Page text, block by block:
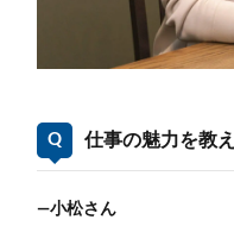
仕事の魅力を教
―小松さん